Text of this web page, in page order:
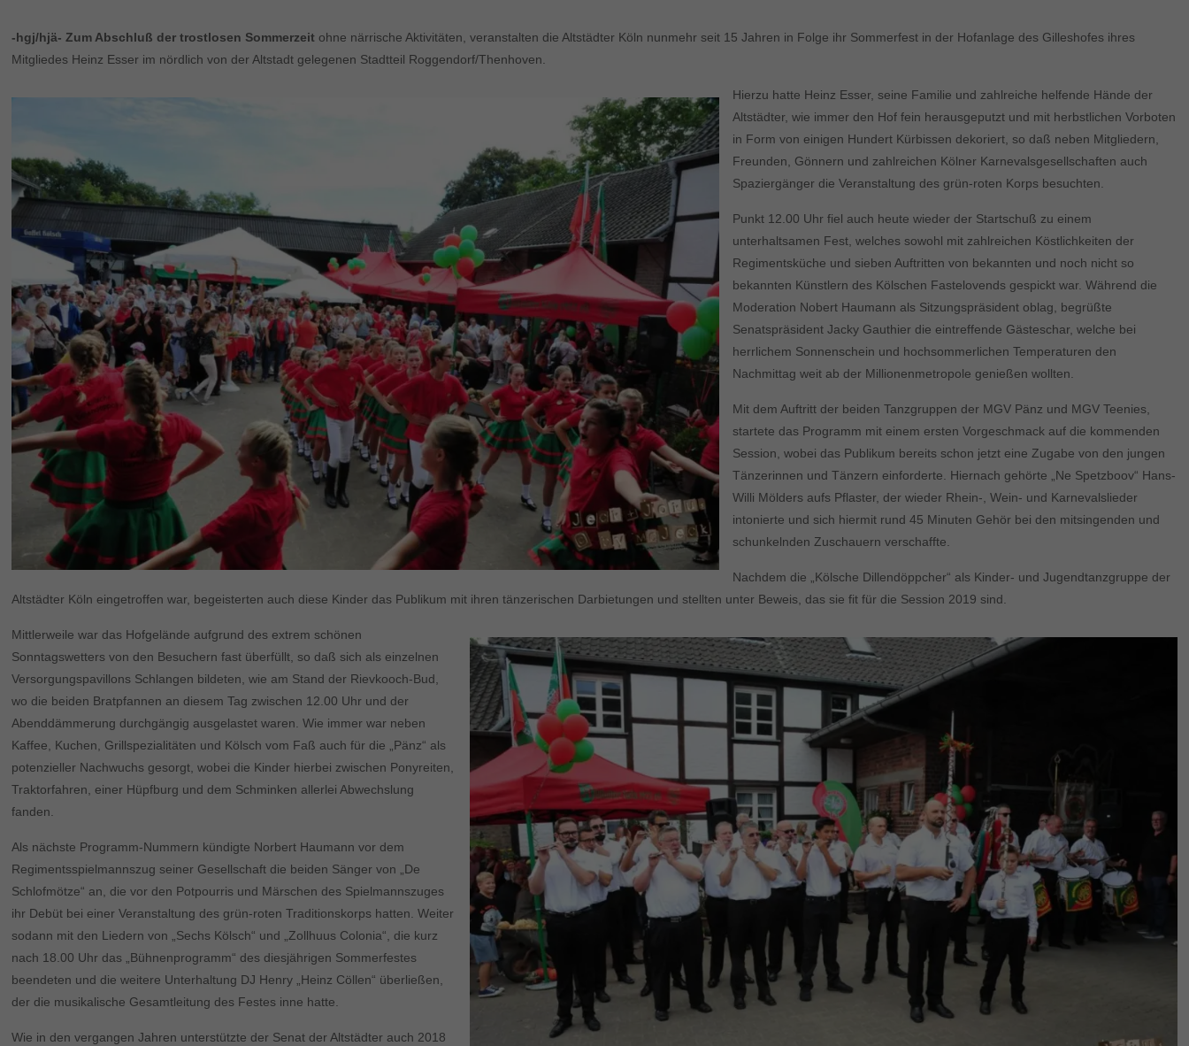
-hgj/hjä- Zum Abschluß der trostlosen Sommerzeit ohne närrische Aktivitäten, veranstalten die Altstädter Köln nunmehr seit 15 Jahren in Folge ihr Sommerfest in der Hofanlage des Gilleshofes ihres
Mitgliedes Heinz Esser im nördlich von der Altstadt gelegenen Stadtteil Roggendorf/Thenhoven.
Hierzu hatte Heinz Esser, seine Familie und zahlreiche helfende Hände der
Altstädter, wie immer den Hof fein herausgeputzt und mit herbstlichen Vorboten
in Form von einigen Hundert Kürbissen dekoriert, so daß neben Mitgliedern,
Freunden, Gönnern und zahlreichen Kölner Karnevalsgesellschaften auch
Spaziergänger die Veranstaltung des grün-roten Korps besuchten.
Punkt 12.00 Uhr fiel auch heute wieder der Startschuß zu einem
unterhaltsamen Fest, welches sowohl mit zahlreichen Köstlichkeiten der
Regimentsküche und sieben Auftritten von bekannten und noch nicht so
bekannten Künstlern des Kölschen Fastelovends gespickt war. Während die
Moderation Nobert Haumann als Sitzungspräsident oblag, begrüßte
Senatspräsident Jacky Gauthier die eintreffende Gästeschar, welche bei
herrlichem Sonnenschein und hochsommerlichen Temperaturen den
Nachmittag weit ab der Millionenmetropole genießen wollten.
Mit dem Auftritt der beiden Tanzgruppen der MGV Pänz und MGV Teenies,
startete das Programm mit einem ersten Vorgeschmack auf die kommenden
Session, wobei das Publikum bereits schon jetzt eine Zugabe von den jungen
Tänzerinnen und Tänzern einforderte. Hiernach gehörte „Ne Spetzboov“ Hans-
Willi Mölders aufs Pflaster, der wieder Rhein-, Wein- und Karnevalslieder
intonierte und sich hiermit rund 45 Minuten Gehör bei den mitsingenden und
schunkelnden Zuschauern verschaffte.
Nachdem die „Kölsche Dillendöppcher“ als Kinder- und Jugendtanzgruppe der
Altstädter Köln eingetroffen war, begeisterten auch diese Kinder das Publikum mit ihren tänzerischen Darbietungen und stellten unter Beweis, das sie fit für die Session 2019 sind.
Mittlerweile war das Hofgelände aufgrund des extrem schönen
Sonntagswetters von den Besuchern fast überfüllt, so daß sich als einzelnen
Versorgungspavillons Schlangen bildeten, wie am Stand der Rievkooch-Bud,
wo die beiden Bratpfannen an diesem Tag zwischen 12.00 Uhr und der
Abenddämmerung durchgängig ausgelastet waren. Wie immer war neben
Kaffee, Kuchen, Grillspezialitäten und Kölsch vom Faß auch für die „Pänz“ als
potenzieller Nachwuchs gesorgt, wobei die Kinder hierbei zwischen Ponyreiten,
Traktorfahren, einer Hüpfburg und dem Schminken allerlei Abwechslung
fanden.
Als nächste Programm-Nummern kündigte Norbert Haumann vor dem
Regimentsspielmannszug seiner Gesellschaft die beiden Sänger von „De
Schlofmötze“ an, die vor den Potpourris und Märschen des Spielmannszuges
ihr Debüt bei einer Veranstaltung des grün-roten Traditionskorps hatten. Weiter
sodann mit den Liedern von „Sechs Kölsch“ und „Zollhuus Colonia“, die kurz
nach 18.00 Uhr das „Bühnenprogramm“ des diesjährigen Sommerfestes
beendeten und die weitere Unterhaltung DJ Henry „Heinz Cöllen“ überließen,
der die musikalische Gesamtleitung des Festes inne hatte.
Wie in den vergangen Jahren unterstützte der Senat der Altstädter auch 2018